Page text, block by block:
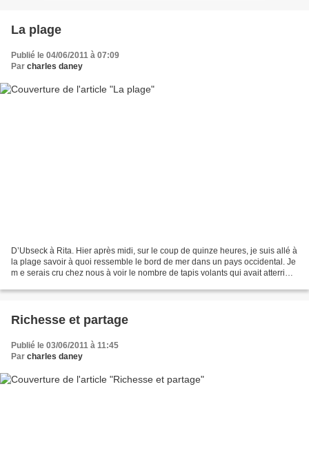
La plage
Publié le 04/06/2011 à 07:09
Par charles daney
D’Ubseck à Rita. Hier après midi, sur le coup de quinze heures, je suis allé à
la plage savoir à quoi ressemble le bord de mer dans un pays occidental. Je
m e serais cru chez nous à voir le nombre de tapis volants qui avait atterri
Richesse et partage
Publié le 03/06/2011 à 11:45
Par charles daney